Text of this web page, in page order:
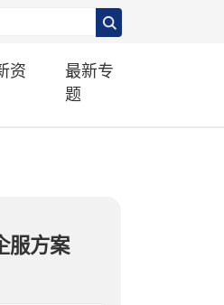
资
最新专
题
服方案